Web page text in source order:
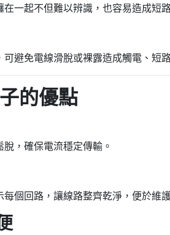
一起不但難以辨識，也容易造成短
避免電線滑脫或裸露造成觸電、短
的優點
，確保電流穩定傳輸。
個回路，讓線路整齊乾淨，便於維